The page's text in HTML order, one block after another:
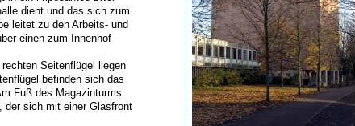
dient und das sich zum
leitet zu den Arbeits- und
einen zum Innenhof
Seitenflügel liegen
befinden sich das
Fuß des Magazinturms
der sich mit einer Glasfront